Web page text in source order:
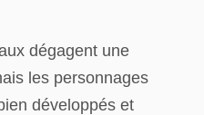
dégagent une
les personnages
développés et